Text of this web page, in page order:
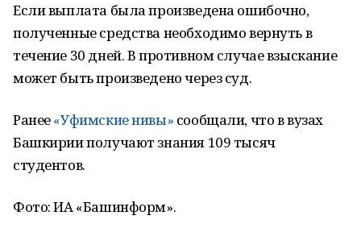
Если выплата была произведена ошибочно,
полученные средства необходимо вернуть в
течение 30 дней. В противном случае взыскание
может быть произведено через суд.
Ранее«Уфимские нивы» сообщали, что в вузах
Башкирии получают знания 109 тысяч
студентов.
Фото: ИА «Башинформ».